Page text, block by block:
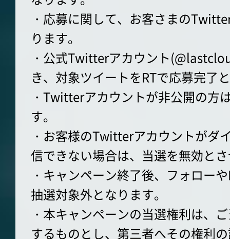
・応募に関して、お客さまの
ります。
・公式Twitterアカウント
き、対象ツイートをRTで応募完了
・Twitterアカウントが非公開の方
す。
・お客様のTwitterアカウントがダ
信できない場合は、当選を無効と
・キャンペーン終了後、フォロー
抽選対象外となります。
・本キャンペーンの当選権利は、
するものとし、第三者へその権利